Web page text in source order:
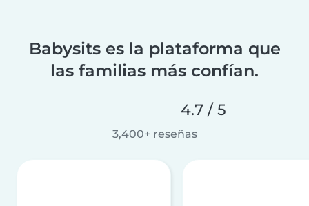
Babysits es la plataforma que
las familias más confían.
4.7 / 5
3,400+ reseñas